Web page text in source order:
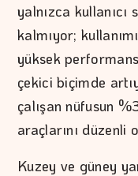
yalnızca kullanıcı
kalmıyor;
yüksek
çekici biçimde
çalışan nüfusun
araçlarını düzenli
Kuzey ve güney